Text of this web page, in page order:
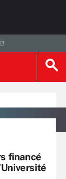
financé